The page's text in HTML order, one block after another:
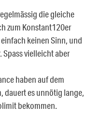
die gleiche
zum Konstant120er
keinen Sinn, und
vielleicht aber
haben auf dem
dauert es unnötig lange,
bekommen.